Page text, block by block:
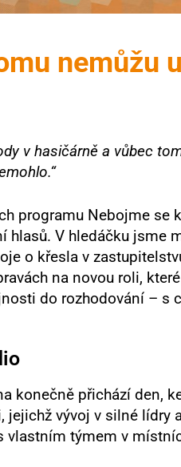
nemůžu
v hasičárně a vůbec
programu Nebojme
hlasů. V hledáčku jsme
o křesla v
na novou roli,
do rozhodování –⁠ s
konečně přichází den,
jejichž vývoj v silné lídry
vlastním týmem v